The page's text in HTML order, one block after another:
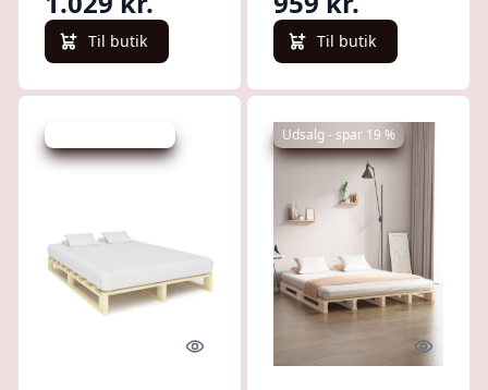
Til butik Til butik
Quick look
Udsalg - spar 19 %
Quick